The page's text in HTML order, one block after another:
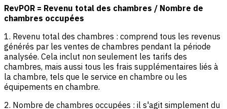
RevPOR = Revenu total des chambres / Nombre de
chambres occupées
1. Revenu total des chambres : comprend tous les revenus
générés par les ventes de chambres pendant la période
analysée. Cela inclut non seulement les tarifs des
chambres, mais aussi tous les frais supplémentaires liés à
la chambre, tels que le service en chambre ou les
équipements en chambre.
2. Nombre de chambres occupées : il s'agit simplement du